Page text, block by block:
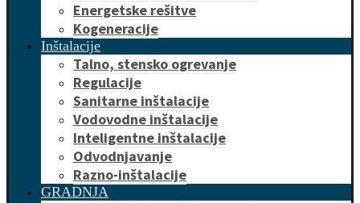
Energetske rešitve
Kogeneracije
Inštalacije
Talno, stensko ogrevanje
Regulacije
Sanitarne inštalacije
Vodovodne inštalacije
Inteligentne inštalacije
Odvodnjavanje
Razno-inštalacije
GRADNJA